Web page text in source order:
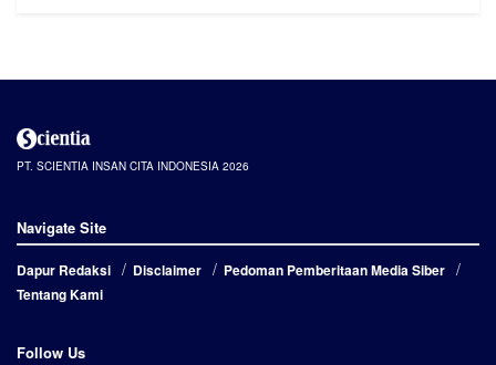
PT. SCIENTIA INSAN CITA INDONESIA 2026
Navigate Site
Dapur Redaksi Disclaimer
Pedoman Pemberitaan Media Siber
Tentang Kami
Follow Us